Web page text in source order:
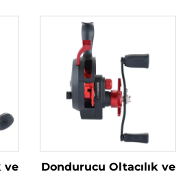
ve
Dondurucu Oltacılık ve